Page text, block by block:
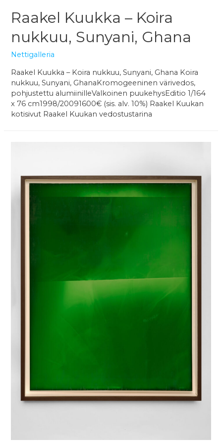
Raakel Kuukka – Koira
nukkuu, Sunyani, Ghana
Nettigalleria
Raakel Kuukka – Koira nukkuu, Sunyani, Ghana Koira
nukkuu, Sunyani, GhanaKromogeeninen värivedos,
pohjustettu alumiinilleValkoinen puukehysEditio 1/164
x 76 cm1998/20091600€ (sis. alv. 10%) Raakel Kuukan
kotisivut Raakel Kuukan vedostustarina